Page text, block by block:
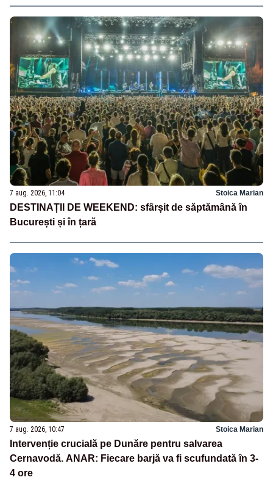
7 aug. 2026, 11:04 Stoica Marian
DESTINAȚII DE WEEKEND: sfârșit de săptămână în
București și în țară
7 aug. 2026, 10:47 Stoica Marian
Intervenție crucială pe Dunăre pentru salvarea
Cernavodă. ANAR: Fiecare barjă va fi scufundată în 3-
4 ore